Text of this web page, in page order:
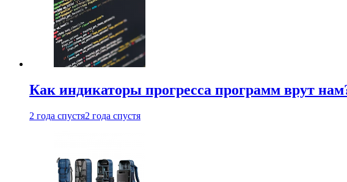
Как индикаторы прогресса программ врут
2 года спустя2 года спустя